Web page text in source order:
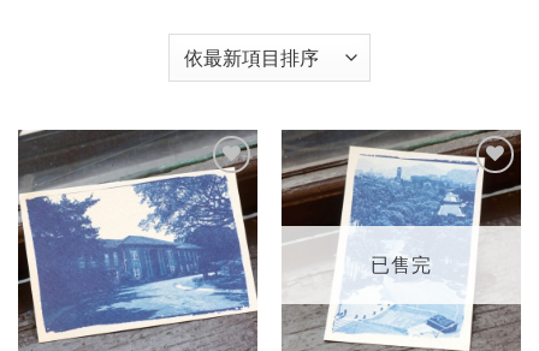
加入
「願
望輕
單」
加入
「願
望輕
單」
已售完